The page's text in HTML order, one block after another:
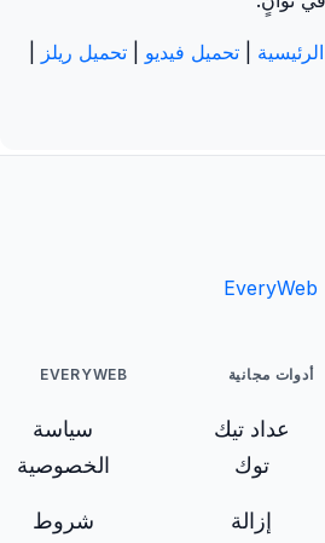
تحميل فيديو تحميل ريلز
EveryWeb
أدوات مجانية
عداد تيك
توك
إزالة
EVERYWEB
سياسة
الخصوصية
شروط